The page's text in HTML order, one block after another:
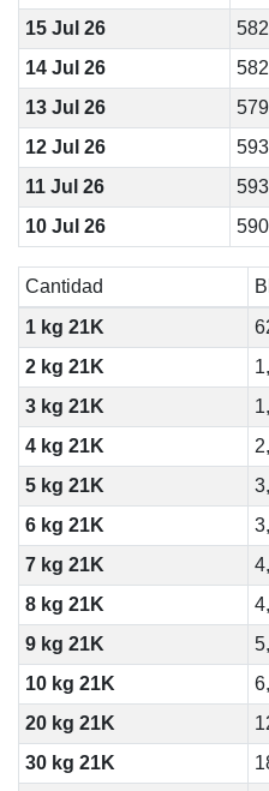
15 Jul 26
14 Jul 26
13 Jul 26
12 Jul 26
11 Jul 26
10 Jul 26
Cantidad
1 kg 21K
2 kg 21K
3 kg 21K
4 kg 21K
5 kg 21K
6 kg 21K
7 kg 21K
8 kg 21K
9 kg 21K
10 kg 21K
20 kg 21K
30 kg 21K